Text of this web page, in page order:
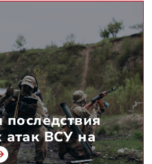
последствия
атак ВСУ на